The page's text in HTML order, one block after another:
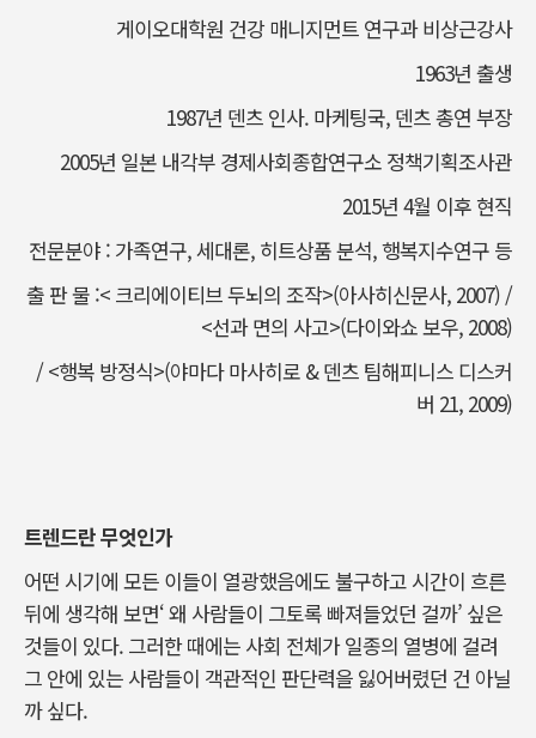
게이오대학원 건강 매니지먼트 연구과 비상근강사
1963년 출생
1987년 덴츠 인사. 마케팅국, 덴츠 총연 부장
2005년 일본 내각부 경제사회종합연구소 정책기획조사관
2015년 4월 이후 현직
전문분야 : 가족연구, 세대론, 히트상품 분석, 행복지수연구 등
출 판 물 :< 크리에이티브 두뇌의 조작>(아사히신문사, 2007) /
<선과 면의 사고>(다이와쇼 보우, 2008)
/ <행복 방정식>(야마다 마사히로 & 덴츠 팀해피니스 디스커
버 21, 2009)
트렌드란 무엇인가
어떤 시기에 모든 이들이 열광했음에도 불구하고 시간이 흐른
뒤에 생각해 보면‘ 왜 사람들이 그토록 빠져들었던 걸까’ 싶은
것들이 있다. 그러한 때에는 사회 전체가 일종의 열병에 걸려
그 안에 있는 사람들이 객관적인 판단력을 잃어버렸던 건 아닐
까 싶다.